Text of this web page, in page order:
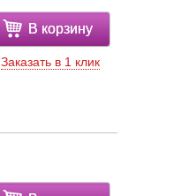
В корзину
Заказать в 1 клик